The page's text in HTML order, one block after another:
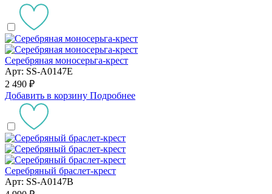
Серебряная моносерьга-крест
Арт: SS-A0147E
2 490 ₽
Добавить в корзину Подробнее
Серебряный браслет-крест
Арт: SS-A0147B